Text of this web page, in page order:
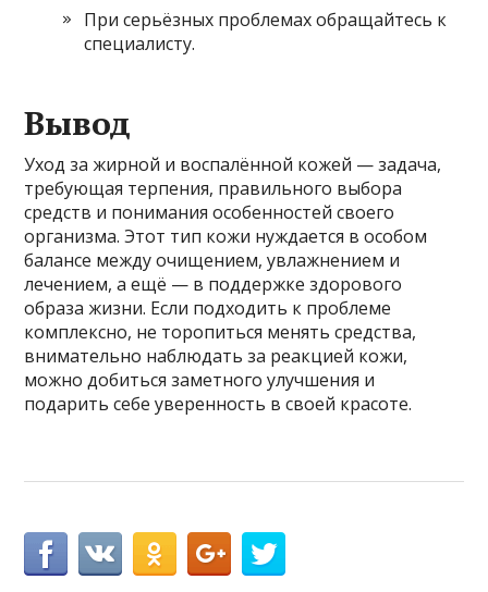
При серьёзных проблемах обращайтесь к
специалисту.
Вывод
Уход за жирной и воспалённой кожей — задача,
требующая терпения, правильного выбора
средств и понимания особенностей своего
организма. Этот тип кожи нуждается в особом
балансе между очищением, увлажнением и
лечением, а ещё — в поддержке здорового
образа жизни. Если подходить к проблеме
комплексно, не торопиться менять средства,
внимательно наблюдать за реакцией кожи,
можно добиться заметного улучшения и
подарить себе уверенность в своей красоте.